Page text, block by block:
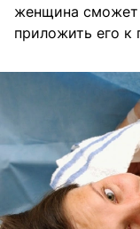
женщина
приложить его к